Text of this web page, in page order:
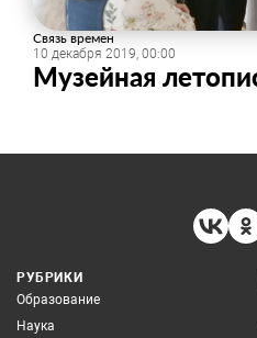
Связь времен
10 декабря 2019, 00:00
Музейная
РУБРИКИ
Образование
Наука